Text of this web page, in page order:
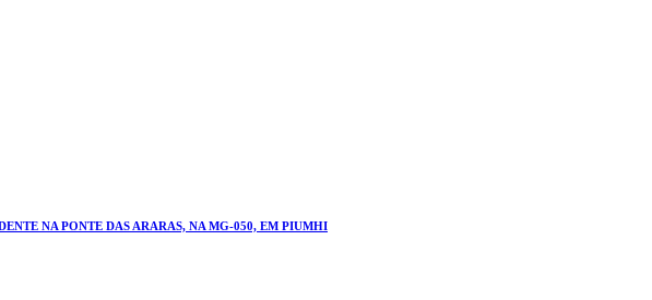
NA PONTE DAS ARARAS, NA MG-050, EM PIUMHI